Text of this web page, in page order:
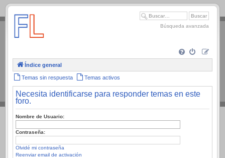
.
Búsqueda avanzada
Índice general
Temas sin respuesta Temas activos
Necesita identificarse para responder temas en este
foro.
Nombre de Usuario:
Contraseña:
Olvidé mi contraseña
Reenviar email de activación